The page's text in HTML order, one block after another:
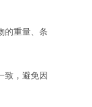
的重量、条
致，避免因